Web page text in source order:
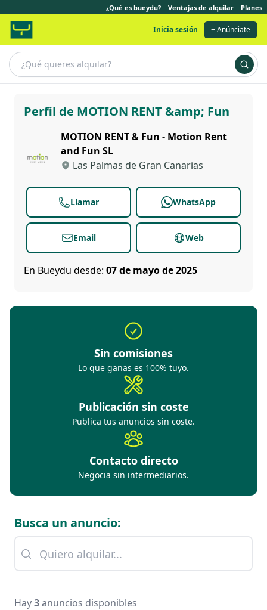
¿Qué es bueydu? Ventajas de alquilar Planes
Inicia sesión + Anúnciate
Perfil de MOTION RENT &amp; Fun
MOTION RENT & Fun - Motion Rent
and Fun SL
Las Palmas de Gran Canarias
Llamar WhatsApp
Email Web
En Bueydu desde: 07 de mayo de 2025
Sin comisiones
Lo que ganas es 100% tuyo.
Publicación sin coste
Publica tus anuncios sin coste.
Contacto directo
Negocia sin intermediarios.
Busca un anuncio:
Hay3anuncios disponibles